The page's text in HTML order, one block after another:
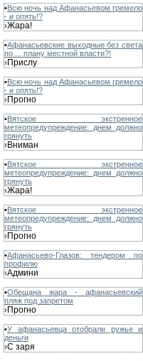
•Всю ночь над Афанасьевом гремело
- и опять!?
›Жара!
•Афанасьевские выходные без света
по ... плану местной власти?!
›Прислу
•Всю ночь над Афанасьевом гремело
- и опять!?
›Прогно
•Вятское экстренное
метеопредупреждение: днем должно
грянуть
›Вниман
•Вятское экстренное
метеопредупреждение: днем должно
грянуть
›Жара!
•Вятское экстренное
метеопредупреждение: днем должно
грянуть
›Прогно
•Афанасьево-Глазов: тендером по
профилю
›Админи
•Обещана жара - афанасьевский
пляж под запретом
›Прогно
•У афанасьевца отобрали ружье и
деньги
›С заря